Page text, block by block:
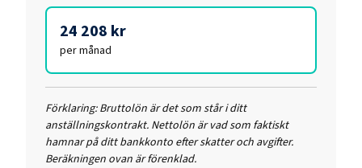
24 208 kr
per månad
Förklaring: Bruttolön är det som står i ditt
anställningskontrakt. Nettolön är vad som faktiskt
hamnar på ditt bankkonto efter skatter och avgifter.
Beräkningen ovan är förenklad.